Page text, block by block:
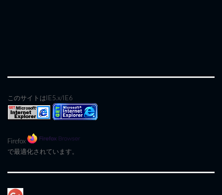
このサイトはIE5.x/IE6
Firefox
で最適化されています。